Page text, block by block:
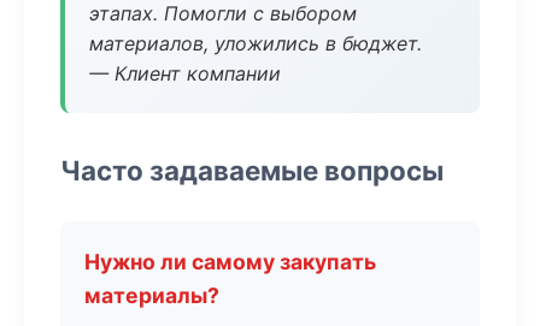
этапах. Помогли с выбором
материалов, уложились в бюджет.
— Клиент компании
Часто задаваемые вопросы
Нужно ли самому закупать
материалы?